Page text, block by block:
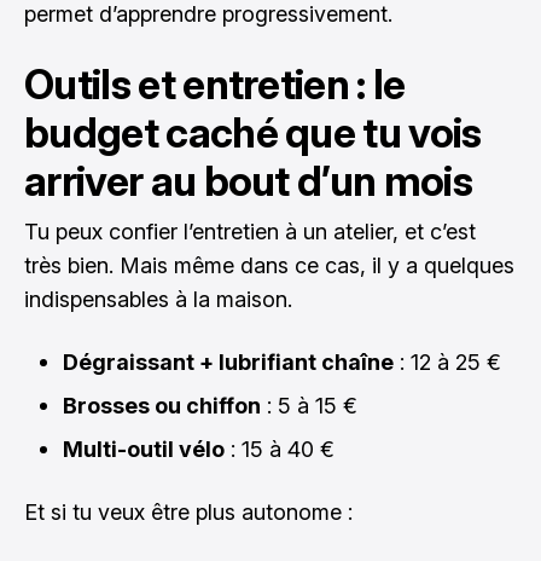
permet d’apprendre progressivement.
Outils et entretien : le
budget caché que tu vois
arriver au bout d’un mois
Tu peux confier l’entretien à un atelier, et c’est
très bien. Mais même dans ce cas, il y a quelques
indispensables à la maison.
Dégraissant + lubrifiant chaîne : 12 à 25 €
Brosses ou chiffon : 5 à 15 €
Multi-outil vélo : 15 à 40 €
Et si tu veux être plus autonome :